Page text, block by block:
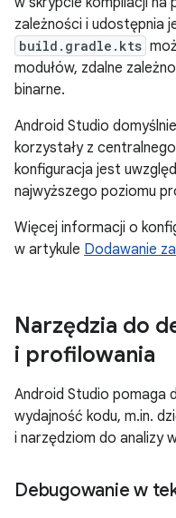
zależności i udostępnia
build.gradle.kts
modułów, zdalne
binarne.
Android Studio
korzystały z
konfiguracja jest
najwyższego poziomu
Więcej informacji o
w artykule Dodawanie
Narzędzia do
i profilowania
Android Studio pomaga
wydajność kodu, m.in.
i narzędziom do analizy
Debugowanie w